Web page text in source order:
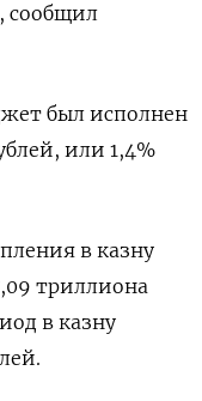
сообщил
был исполнен
или 1,4%
в казну
триллиона
в казну